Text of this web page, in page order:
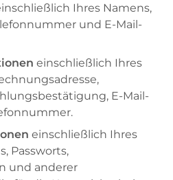
Ihres Namens,
und E-Mail-
einschließlich Ihres
E-Mail-
einschließlich Ihres
Passworts,
und anderer